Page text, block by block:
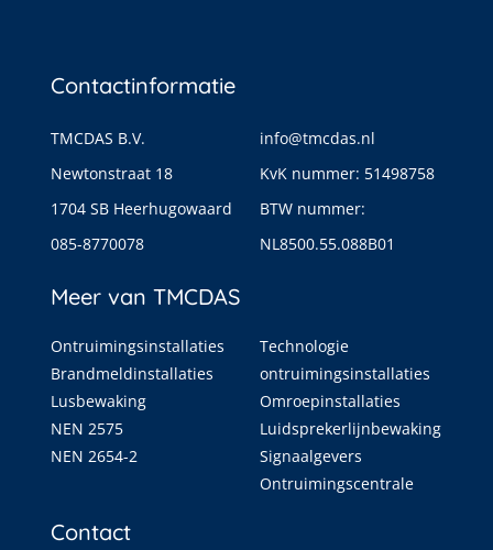
Contactinformatie
TMCDAS B.V.
Newtonstraat 18
1704 SB Heerhugowaard
085-8770078
info@tmcdas.nl
KvK nummer: 51498758
BTW nummer:
NL8500.55.088B01
Meer van TMCDAS
Ontruimingsinstallaties
Brandmeldinstallaties
Lusbewaking
NEN 2575
NEN 2654-2
Technologie
ontruimingsinstallaties
Omroepinstallaties
Luidsprekerlijnbewaking
Signaalgevers
Ontruimingscentrale
Contact